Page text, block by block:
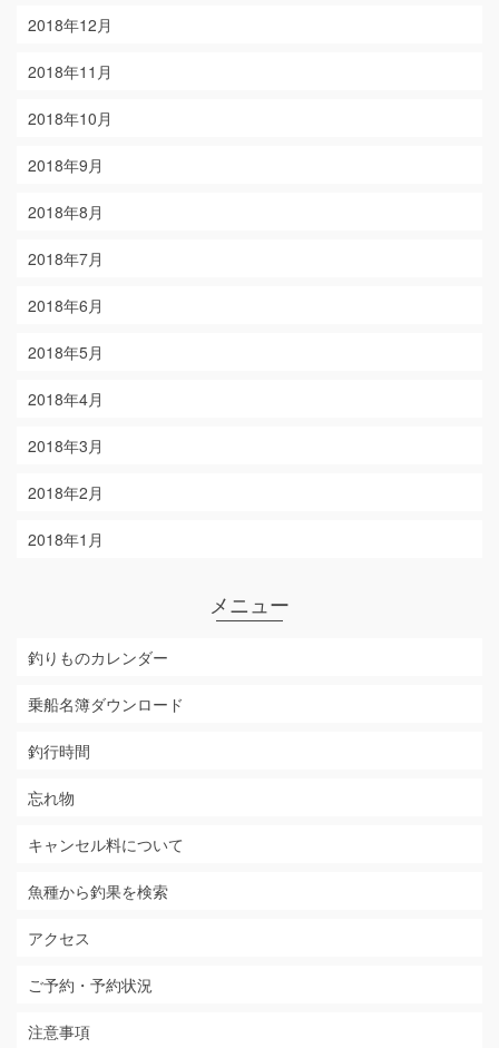
2018年12月
2018年11月
2018年10月
2018年9月
2018年8月
2018年7月
2018年6月
2018年5月
2018年4月
2018年3月
2018年2月
2018年1月
メニュー
釣りものカレンダー
乗船名簿ダウンロード
釣行時間
忘れ物
キャンセル料について
魚種から釣果を検索
アクセス
ご予約・予約状況
注意事項